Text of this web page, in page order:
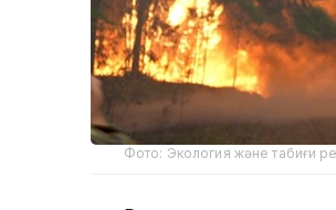
Фото: Экология және табиғи